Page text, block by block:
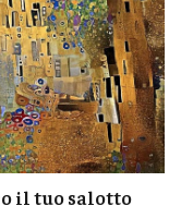
il tuo salotto